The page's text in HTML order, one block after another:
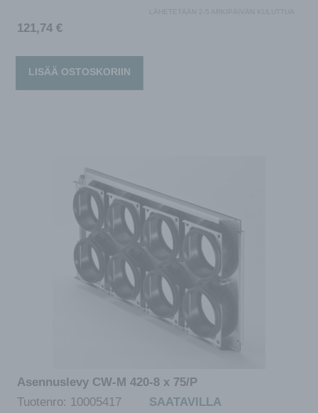
LÄHETETÄÄN 2-5 ARKIPÄIVÄN KULUTTUA
121,74 €
LISÄÄ OSTOSKORIIN
Asennuslevy CW-M 420-8 x 75/P
Tuotenro: 10005417 SAATAVILLA